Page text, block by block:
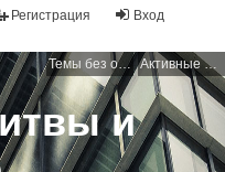
Вход
Регистрация
Темы без ответов Активные темы
и